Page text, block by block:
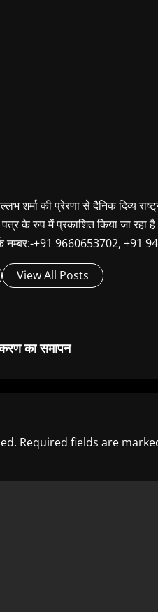
शर्मा की प्रेरणा से दैनिक दिव्य
के रुप में प्रकाशित किया जा रहा है
नम्बर:-+91 9660653702, +91
View All Posts
का समापन
Required fields are